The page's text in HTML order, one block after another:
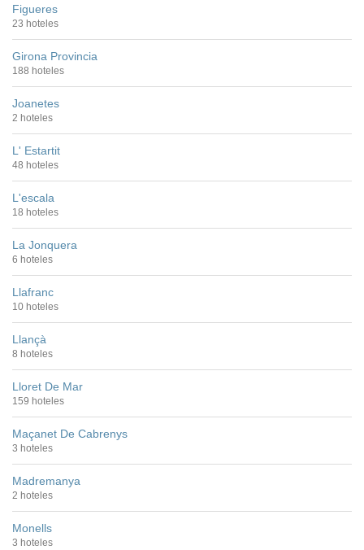
Figueres
23 hoteles
Girona Provincia
188 hoteles
Joanetes
2 hoteles
L' Estartit
48 hoteles
L'escala
18 hoteles
La Jonquera
6 hoteles
Llafranc
10 hoteles
Llançà
8 hoteles
Lloret De Mar
159 hoteles
Maçanet De Cabrenys
3 hoteles
Madremanya
2 hoteles
Monells
3 hoteles